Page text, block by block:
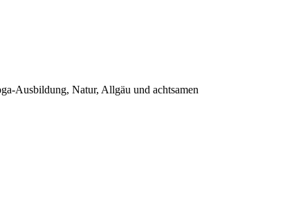
Ausbildung, Natur, Allgäu und achtsamen